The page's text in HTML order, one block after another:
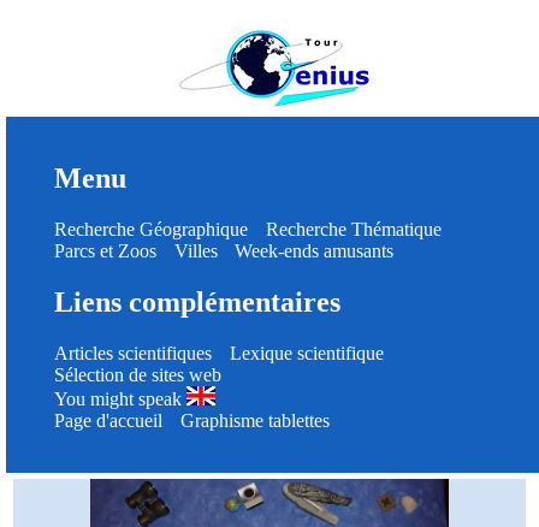
Menu
Recherche Géographique
Recherche Thématique
Parcs et Zoos
Villes Week-ends amusants
Liens complémentaires
Articles scientifiques
Lexique scientifique
Sélection de sites web
You might speak
Page d'accueil
Graphisme tablettes